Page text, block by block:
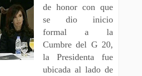
de honor con que
se dio inicio
formal a la
Cumbre del G 20,
la Presidenta fue
ubicada al lado de